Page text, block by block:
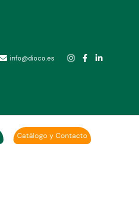
info@dioco.es
Catálogo y Contacto